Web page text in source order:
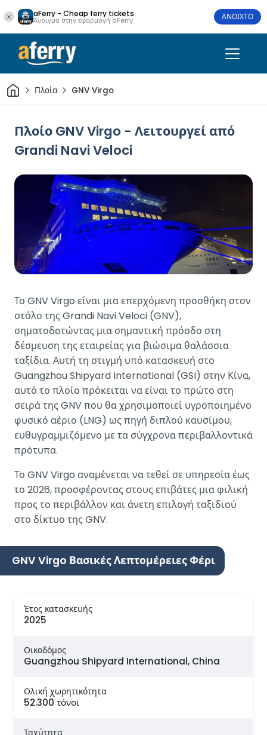
aFerry - Cheap ferry tickets
Άνοιγμα στην εφαρμογή aFerry ΑΝΟΙΧΤΟ
ΣπίτιΠλοία GNV Virgo
Πλοίο GNV Virgo - Λειτουργεί από
Grandi Navi Veloci
Το GNV Virgo είναι μια επερχόμενη προσθήκη στον
στόλο της Grandi Navi Veloci (GNV),
σηματοδοτώντας μια σημαντική πρόοδο στη
δέσμευση της εταιρείας για βιώσιμα θαλάσσια
ταξίδια. Αυτή τη στιγμή υπό κατασκευή στο
Guangzhou Shipyard International (GSI) στην Κίνα,
αυτό το πλοίο πρόκειται να είναι το πρώτο στη
σειρά της GNV που θα χρησιμοποιεί υγροποιημένο
φυσικό αέριο (LNG) ως πηγή διπλού καυσίμου,
ευθυγραμμιζόμενο με τα σύγχρονα περιβαλλοντικά
πρότυπα.
Το GNV Virgo αναμένεται να τεθεί σε υπηρεσία έως
το 2026, προσφέροντας στους επιβάτες μια φιλική
προς το περιβάλλον και άνετη επιλογή ταξιδιού
στο δίκτυο της GNV.
GNV Virgo Βασικές Λεπτομέρειες Φέρι
Έτος κατασκευής
2025
Οικοδόμος
Guangzhou Shipyard International, China
Ολική χωρητικότητα
52.300 τόνοι